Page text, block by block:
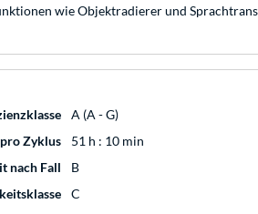
wie Objektradierer und
A (A - G)
Zyklus
51 h : 10 min
nach Fall
B
C